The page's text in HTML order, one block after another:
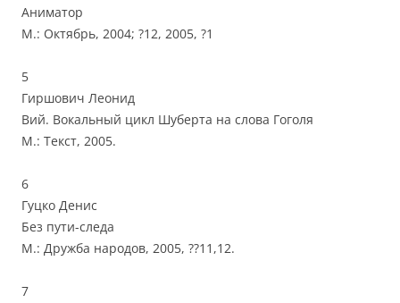
Аниматор
М.: Октябрь, 2004; ?12, 2005, ?1
5
Гиршович Леонид
Вий. Вокальный цикл Шуберта на слова Гоголя
М.: Текст, 2005.
6
Гуцко Денис
Без пути-следа
М.: Дружба народов, 2005, ??11,12.
7